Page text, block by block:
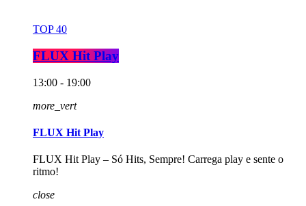
TOP 40
FLUX Hit Play
13:00 - 19:00
more_vert
FLUX Hit Play
FLUX Hit Play – Só Hits, Sempre! Carrega play e sente o
ritmo!
close